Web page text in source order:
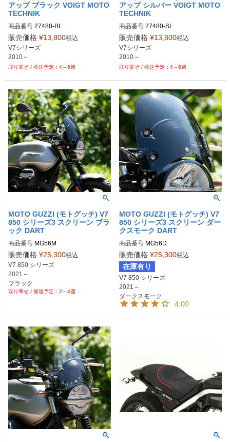
PRN002407-002409-121
PRN002407-002409-122
PRN002407-002409-124
アップ ブラック VOIGT MOTO
TECHNIK
商品番号
販売価格 ¥13,800税込
V7シリーズ
2010～
4～6週
アップ シルバー VOIGT MOTO
TECHNIK
商品番号
販売価格 ¥13,800税込
V7シリーズ
2010～
4～6週
MOTO GUZZI (モトグッチ) V7
850 シリーズ3 スクリーン ブラ
ック DART
商品番号 MG56M
販売価格 ¥25,300税込
V7 850 シリーズ
2021～
ブラック
2～4週
MOTO GUZZI (モトグッチ) V7
850 シリーズ3 スクリーン ダー
クスモーク DART
商品番号
販売価格 ¥25,300税込
在庫有り
V7 850 シリーズ
2021～
ダークスモーク
4.00